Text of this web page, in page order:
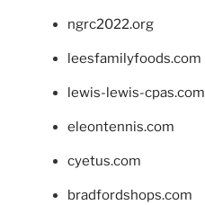
ngrc2022.org
leesfamilyfoods.com
lewis-lewis-cpas.com
eleontennis.com
cyetus.com
bradfordshops.com